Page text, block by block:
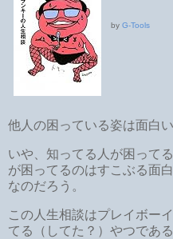
by G-Tools
他人の困っている姿は面白
いや、知ってる人が困って
が困ってるのはすこぶる面
なのだろう。
この人生相談はプレイボー
てる（してた？）やつであ